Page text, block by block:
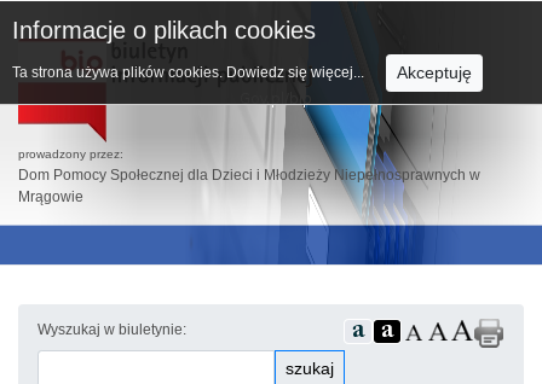
prowadzony przez:
Dom Pomocy Społecznej dla Dzieci i Młodzieży Niepełnosprawnych w
Mrągowie
Wyszukaj w biuletynie:
szukaj
Informacje o plikach cookies
Ta strona używa plików cookies. Dowiedz się więcej... Akceptuję